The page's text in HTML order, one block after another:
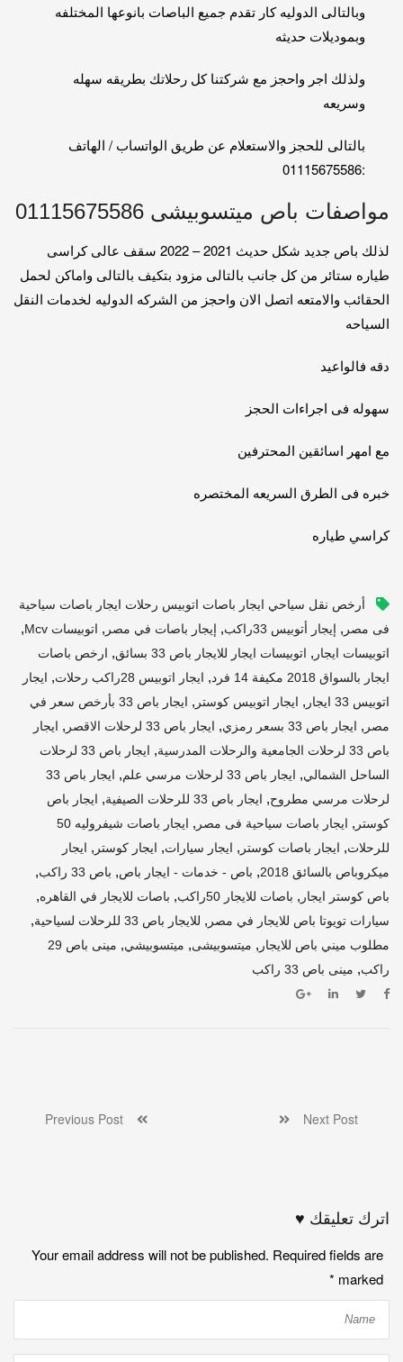
وبالتالى الدوليه كار تقدم جميع الباصات بانوعها المختلفه
وبموديلات حديثه
ولذلك اجر واحجز مع شركتنا كل رحلاتك بطريقه سهله
وسريعه
بالتالى للحجز والاستعلام عن طريق الواتساب / الهاتف
:01115675586
مواصفات باص ميتسوبيشى 01115675586
لذلك باص جديد شكل حديث 2021 – 2022 سقف عالى كراسى
طياره ستائر من كل جانب بالتالى مزود بتكيف بالتالى واماكن لحمل
الحقائب والامتعه اتصل الان واحجز من الشركه الدوليه لخدمات النقل
السياحه
دقه فالواعيد
سهوله فى اجراءات الحجز
مع امهر اسائقين المحترفين
خبره فى الطرق السريعه المختصره
كراسي طياره
أرخص نقل سياحي ايجار باصات اتوبيس رحلات ايجار باصات سياحية
فى مصر , إيجار أتوبيس 33راكب , إيجار باصات في مصر , اتوبيسات Mcv ,
اتوبيسات ايجار , اتوبيسات ايجار للايجار باص 33 بسائق , ارخص باصات
ايجار بالسواق 2018 مكيفة 14 فرد
, ايجار اتوبيس 28راكب رحلات , ايجار
اتوبيس 33 ايجار
, ايجار اتوبيس كوستر ,
ايجار باص 33 بأرخص سعر في
مصر , ايجار باص 33 بسعر رمزي , ايجار باص 33 لرحلات الاقصر , ايجار
باص 33 لرحلات الجامعية والرحلات المدرسية
,
ايجار باص 33 لرحلات
الساحل الشمالي, ايجار باص 33 لرحلات مرسي علم ,
ايجار باص 33
لرحلات مرسي مطروح, ايجار باص 33 للرحلات الصيفية , ايجار باص
كوستر , ايجار باصات سياحية فى مصر ,
ايجار باصات شيفروليه 50
للرحلات, ايجار باصات كوستر , ايجار سيارات, ايجار كوستر , ايجار
ميكروباص بالسائق 2018
, باص - خدمات - ايجار باص, باص 33 راكب ,
باص كوستر ايجار , باصات للايجار 50راكب , باصات للايجار في القاهره,
سيارات تويوتا باص للايجار في مصر , للايجار باص 33 للرحلات لسياحية ,
مطلوب ميني باص للايجار , ميتسوبيشى, ميتسوبيشي,
مينى باص 29
راكب, مينى باص 33 راكب
Next Post
اترك تعليقك ♥
Your email address will not be published. Required fields are
marked
*